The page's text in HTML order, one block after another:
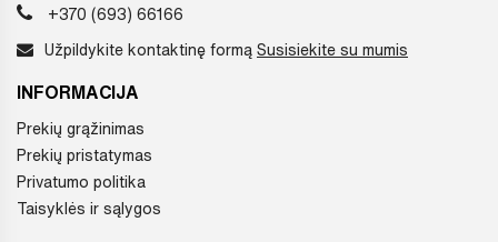
+370 (693) 66166
Užpildykite kontaktinę formą Susisiekite su mumis
INFORMACIJA
Prekių grąžinimas
Prekių pristatymas
Privatumo politika
Taisyklės ir sąlygos